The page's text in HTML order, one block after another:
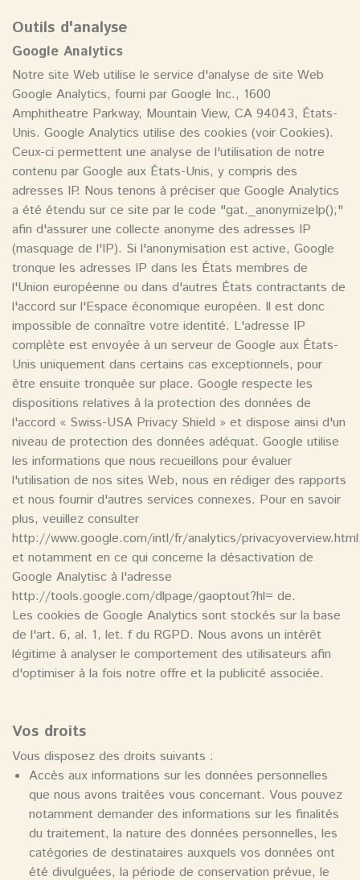
Outils d'analyse
Google Analytics
Notre site Web utilise le service d'analyse de site Web
Google Analytics, fourni par Google Inc., 1600
Amphitheatre Parkway, Mountain View, CA 94043, États-
Unis. Google Analytics utilise des cookies (voir Cookies).
Ceux-ci permettent une analyse de l'utilisation de notre
contenu par Google aux États-Unis, y compris des
adresses IP. Nous tenons à préciser que Google Analytics
a été étendu sur ce site par le code "gat._anonymizeIp();"
afin d'assurer une collecte anonyme des adresses IP
(masquage de l'IP). Si l'anonymisation est active, Google
tronque les adresses IP dans les États membres de
l'Union européenne ou dans d'autres États contractants de
l'accord sur l'Espace économique européen. Il est donc
impossible de connaître votre identité. L'adresse IP
complète est envoyée à un serveur de Google aux États-
Unis uniquement dans certains cas exceptionnels, pour
être ensuite tronquée sur place. Google respecte les
dispositions relatives à la protection des données de
l'accord « Swiss-USA Privacy Shield » et dispose ainsi d'un
niveau de protection des données adéquat. Google utilise
les informations que nous recueillons pour évaluer
l'utilisation de nos sites Web, nous en rédiger des rapports
et nous fournir d'autres services connexes. Pour en savoir
plus, veuillez consulter
http://www.google.com/intl/fr/analytics/
et notamment en ce qui concerne la désactivation de
Google Analytisc à l'adresse
http://tools.google.com/dlpage/gaoptout?hl= de.
Les cookies de Google Analytics sont stockés sur la base
de l'art. 6, al. 1, let. f du RGPD. Nous avons un intérêt
légitime à analyser le comportement des utilisateurs afin
d'optimiser à la fois notre offre et la publicité associée.
Vos droits
Vous disposez des droits suivants :
Accès aux informations sur les données personnelles
que nous avons traitées vous concernant. Vous pouvez
notamment demander des informations sur les finalités
du traitement, la nature des données personnelles, les
catégories de destinataires auxquels vos données ont
été divulguées, la période de conservation prévue, le